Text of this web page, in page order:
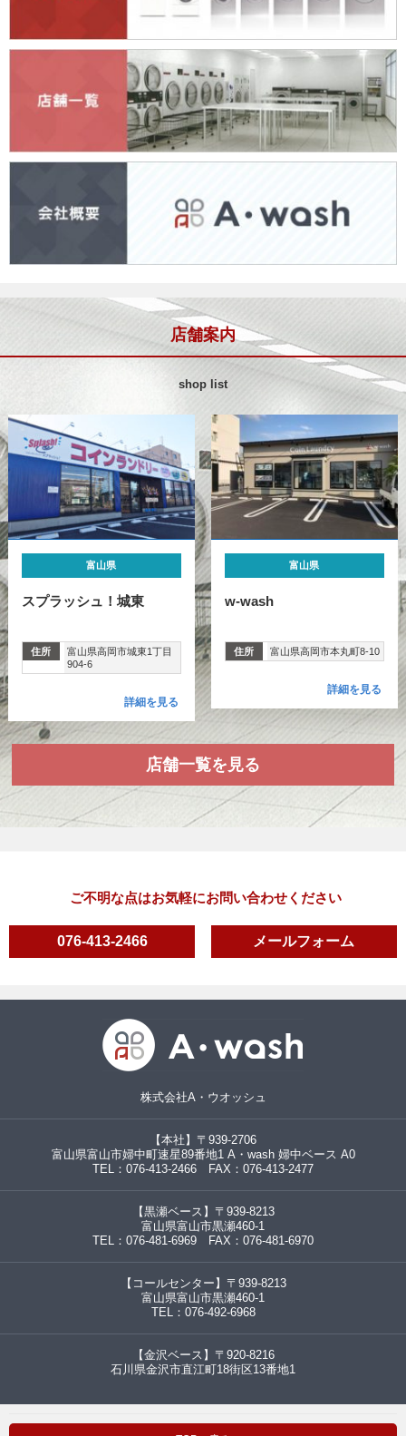
店舗案内
shop list
富山県
スプラッシュ！城東
住所
富山県高岡市城東1丁目
904-6
詳細を見る
富山県
w-wash
住所 富山県高岡市本丸町8-10
詳細を見る
店舗一覧を見る
ご不明な点はお気軽にお問い合わせください
076-413-2466 メールフォーム
株式会社A・ウオッシュ
【本社】〒939-2706
富山県富山市婦中町速星89番地1 A・wash 婦中ベース A0
TEL：076-413-2466 FAX：076-413-2477
【黒瀬ベース】〒939-8213
富山県富山市黒瀬460-1
TEL：076-481-6969 FAX：076-481-6970
【コールセンター】〒939-8213
富山県富山市黒瀬460-1
TEL：076-492-6968
【金沢ベース】〒920-8216
石川県金沢市直江町18街区13番地1